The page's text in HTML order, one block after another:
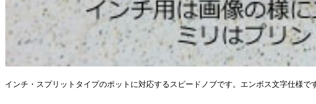
インチ・スプリットタイプのポットに対応するスピードノブです。エンボス文字仕様で